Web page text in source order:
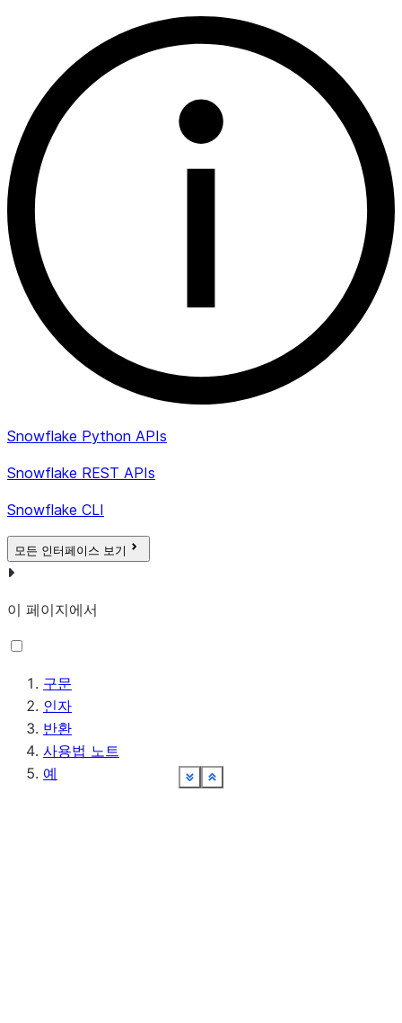
Show less
See moreShow less
See moreShow less
See moreShow less
See moreShow less
See moreShow less
See moreShow less
See moreShow less
See moreShow less
See moreShow less
See moreShow less
See more
Snowflake Python APIs
Snowflake REST APIs
Snowflake CLI
모든 인터페이스 보기
이 페이지에서
구문
인자
반환
사용법 노트
예